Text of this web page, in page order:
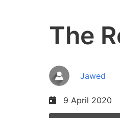
The
Jawed
9 April 2020